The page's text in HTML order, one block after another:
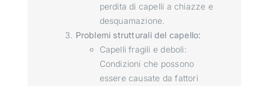
perdita di capelli a chiazze e
desquamazione.
Problemi strutturali del capello:
Capelli fragili e deboli:
Condizioni che possono
essere causate da fattori